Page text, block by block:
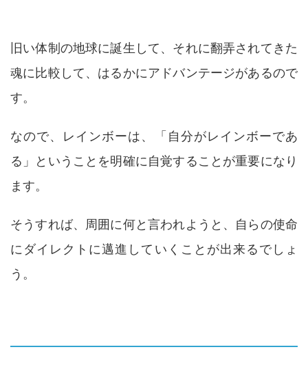
旧い体制の地球に誕生して、それに翻弄されてきた
魂に比較して、はるかにアドバンテージがあるので
す。
なので、レインボーは、「自分がレインボーであ
る」ということを明確に自覚することが重要になり
ます。
そうすれば、周囲に何と言われようと、自らの使命
にダイレクトに邁進していくことが出来るでしょ
う。